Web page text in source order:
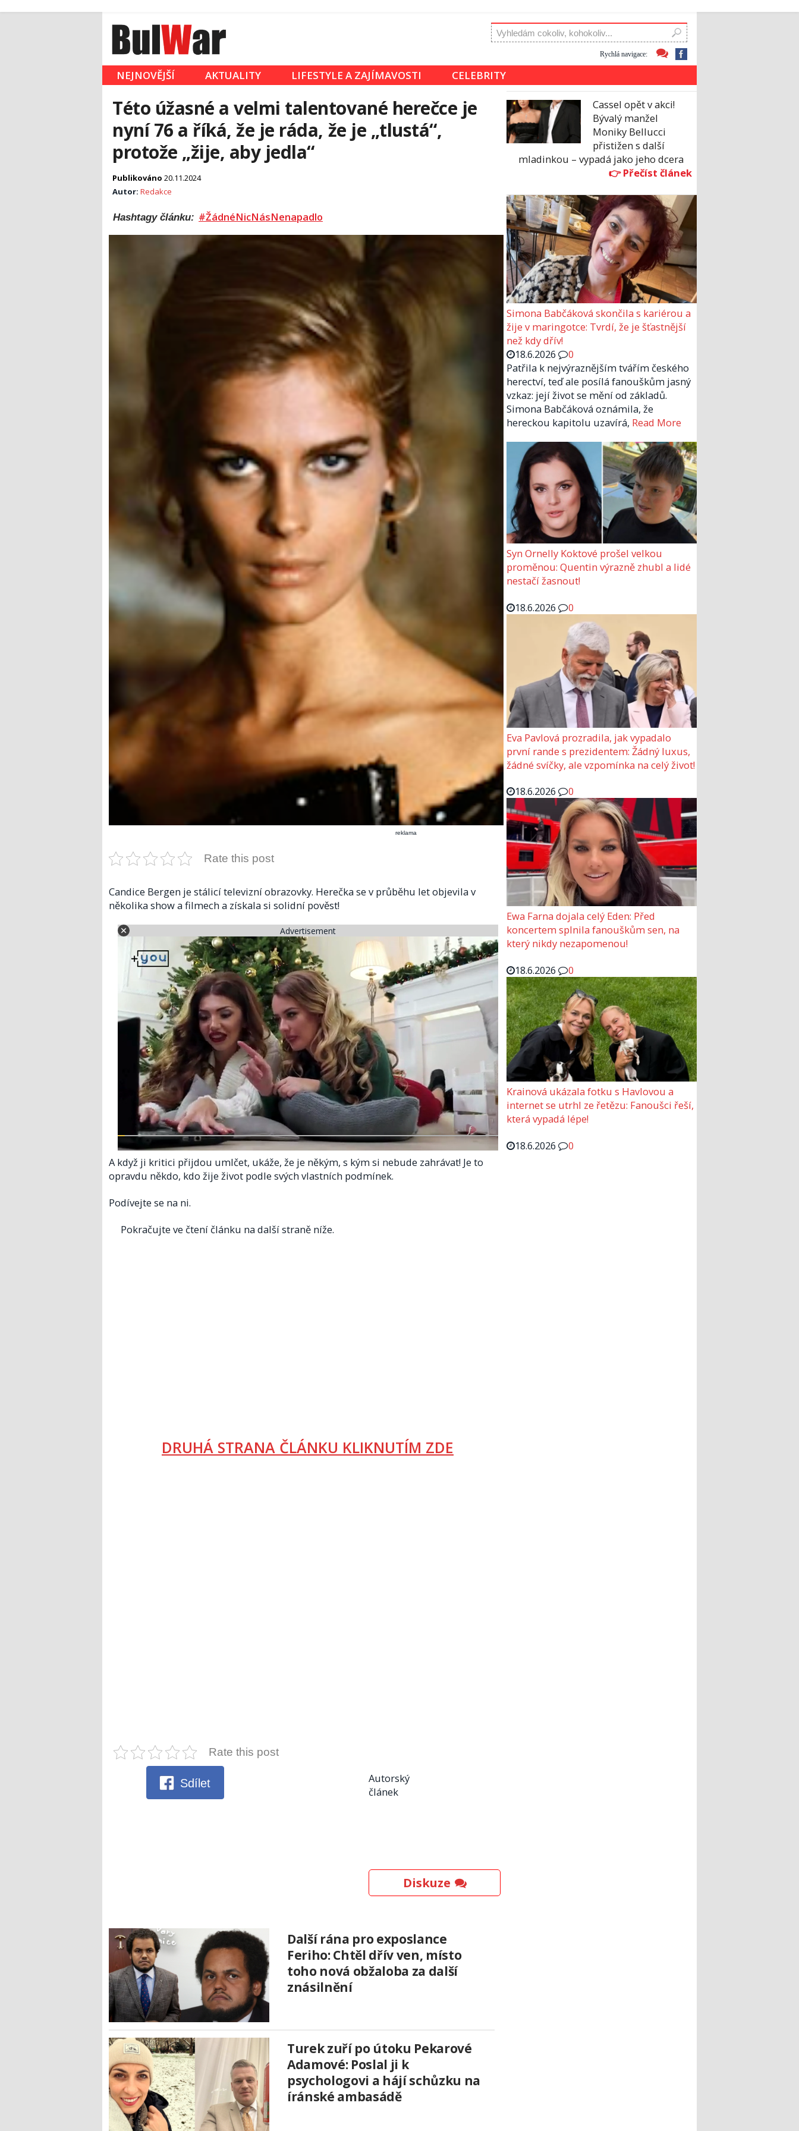
Rychlá navigace:
NEJNOVĚJŠÍ AKTUALITY LIFESTYLE A ZAJÍMAVOSTI CELEBRITY
Této úžasné a velmi talentované herečce je
nyní 76 a říká, že je ráda, že je „tlustá“,
protože „žije, aby jedla“
Publikováno 20.11.2024
Autor: Redakce
Hashtagy článku: #ŽádnéNicNásNenapadlo
reklama
Rate this post
Candice Bergen je stálicí televizní obrazovky. Herečka se v průběhu let objevila v
několika show a filmech a získala si solidní pověst!
Advertisement
A když ji kritici přijdou umlčet, ukáže, že je někým, s kým si nebude zahrávat! Je to
opravdu někdo, kdo žije život podle svých vlastních podmínek.
Podívejte se na ni.
Pokračujte ve čtení článku na další straně níže.
DRUHÁ STRANA ČLÁNKU KLIKNUTÍM ZDE
Rate this post
Sdílet
Autorský
článek
Diskuze
Další rána pro exposlance
Feriho: Chtěl dřív ven, místo
toho nová obžaloba za další
znásilnění
Turek zuří po útoku Pekarové
Adamové: Poslal ji k
psychologovi a hájí schůzku na
íránské ambasádě
Cassel opět v akci!
Bývalý manžel
Moniky Bellucci
přistižen s další
mladinkou – vypadá jako jeho dcera
Simona Babčáková skončila s kariérou a
žije v maringotce: Tvrdí, že je šťastnější
než kdy dřív!
18.6.2026
0
Patřila k nejvýraznějším tvářím českého
herectví, teď ale posílá fanouškům jasný
vzkaz: její život se mění od základů.
Simona Babčáková oznámila, že
hereckou kapitolu uzavírá, Read More
Syn Ornelly Koktové prošel velkou
proměnou: Quentin výrazně zhubl a lidé
nestačí žasnout!
18.6.2026
0
Eva Pavlová prozradila, jak vypadalo
první rande s prezidentem: Žádný luxus,
žádné svíčky, ale vzpomínka na celý život!
18.6.2026
0
Ewa Farna dojala celý Eden: Před
koncertem splnila fanouškům sen, na
který nikdy nezapomenou!
18.6.2026
0
Krainová ukázala fotku s Havlovou a
internet se utrhl ze řetězu: Fanoušci řeší,
která vypadá lépe!
18.6.2026
0